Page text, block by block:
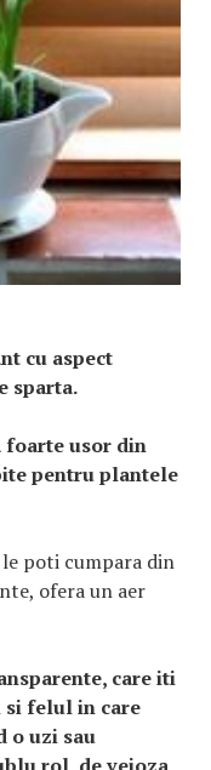
cu aspect
sparta.
foarte usor din
pentru plantele
poti cumpara din
ofera un aer
care iti
si felul in care
o uzi sau